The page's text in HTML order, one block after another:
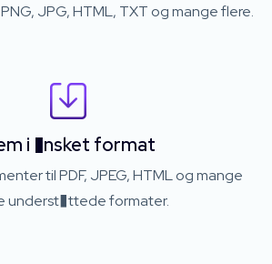
JPG, HTML, TXT og mange flere.
i �nsket format
til PDF, JPEG, HTML og mange
underst�ttede formater.